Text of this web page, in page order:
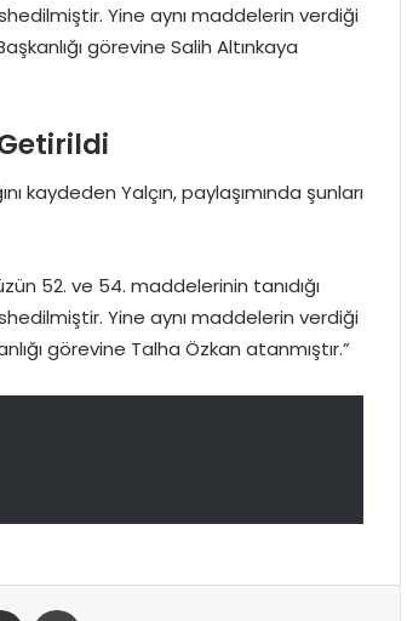
Yine aynı maddelerin verdiği
görevine Salih Altınkaya
kaydeden Yalçın, paylaşımında şunları
52. ve 54. maddelerinin tanıdığı
Yine aynı maddelerin verdiği
görevine Talha Özkan atanmıştır.”
E-Posta ile paylaş